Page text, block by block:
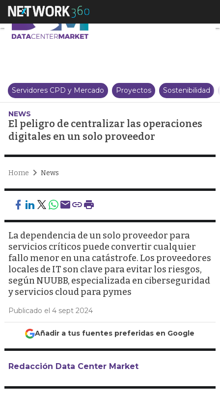
El peligro de centralizar las
Servidores CPD y Mercado Proyectos Sostenibilidad
NEWS
El peligro de centralizar las operaciones
digitales en un solo proveedor
Home News
La dependencia de un solo proveedor para
servicios críticos puede convertir cualquier
fallo menor en una catástrofe. Los proveedores
locales de IT son clave para evitar los riesgos,
según NUUBB, especializada en ciberseguridad
y servicios cloud para pymes
Publicado el 4 sept 2024
Añadir a tus fuentes preferidas en Google
Redacción Data Center Market